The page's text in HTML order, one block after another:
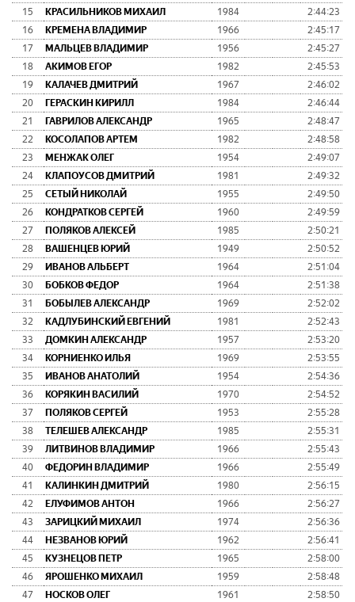
15
КРАСИЛЬНИКОВ МИХАИЛ 1984 2:44:23
16
КРЕМЕНА ВЛАДИМИР 1966 2:45:17
17
МАЛЬЦЕВ ВЛАДИМИР 1956 2:45:27
18
АКИМОВ ЕГОР 1982 2:45:53
19
КАЛАЧЕВ ДМИТРИЙ 1967 2:46:02
20
ГЕРАСКИН КИРИЛЛ 1984 2:46:44
21
ГАВРИЛОВ АЛЕКСАНДР 1965 2:48:47
22
КОСОЛАПОВ АРТЕМ 1982 2:48:58
23
МЕНЖАК ОЛЕГ 1954 2:49:07
24
КЛАПОУСОВ ДМИТРИЙ 1981 2:49:32
25
СЕТЫЙ НИКОЛАЙ 1955 2:49:50
26
КОНДРАТКОВ СЕРГЕЙ 1960 2:49:59
27
ПОЛЯКОВ АЛЕКСЕЙ 1985 2:50:21
28
ВАШЕНЦЕВ ЮРИЙ 1949 2:50:52
29
ИВАНОВ АЛЬБЕРТ 1964 2:51:04
30
БОБКОВ ФЕДОР 1964 2:51:38
31
БОБЫЛЕВ АЛЕКСАНДР 1969 2:52:02
32
КАДЛУБИНСКИЙ ЕВГЕНИЙ 1981 2:52:43
33
ДОМКИН АЛЕКСАНДР 1957 2:53:20
34
КОРНИЕНКО ИЛЬЯ 1969 2:53:55
35
ИВАНОВ АНАТОЛИЙ 1954 2:54:36
36
КОРЯКИН ВАСИЛИЙ 1970 2:54:52
37
ПОЛЯКОВ СЕРГЕЙ 1953 2:55:28
38
ТЕЛЕШЕВ АЛЕКСАНДР 1985 2:55:31
39
ЛИТВИНОВ ВЛАДИМИР 1966 2:55:43
40
ФЕДОРИН ВЛАДИМИР 1966 2:55:49
41
КАЛИНКИН ДМИТРИЙ 1980 2:56:15
42
ЕЛУФИМОВ АНТОН 1966 2:56:27
43
ЗАРИЦКИЙ МИХАИЛ 1974 2:56:36
44
НЕЗВАНОВ ЮРИЙ 1962 2:56:41
45
КУЗНЕЦОВ ПЕТР 1965 2:58:00
46
ЯРОШЕНКО МИХАИЛ 1959 2:58:48
47
НОСКОВ ОЛЕГ 1961 2:58:50